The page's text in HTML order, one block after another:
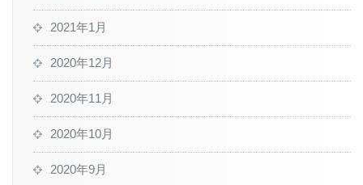
2021年1月
2020年12月
2020年11月
2020年10月
2020年9月